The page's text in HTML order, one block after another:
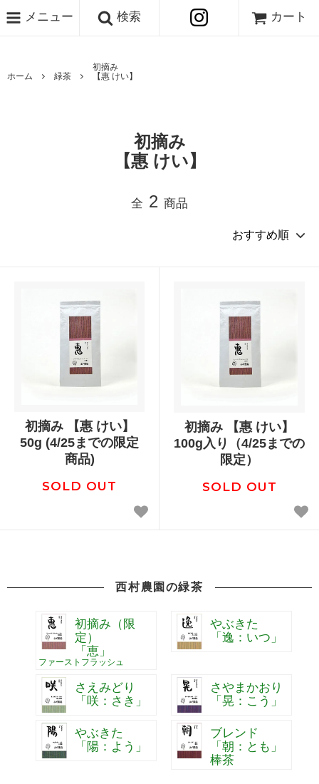
メニュー 検索 カート
ホーム 緑茶
初摘み
【惠 けい】
初摘み
【惠 けい】
全 2 商品
初摘み 【惠 けい】
50g (4/25までの限定
商品)
SOLD OUT
初摘み 【惠 けい】
100g入り（4/25までの
限定）
SOLD OUT
西村農園の緑茶
初摘み（限
定）
「恵」
ファーストフラッシュ
やぶきた
「逸：いつ」
さえみどり
「咲：さき」
さやまかおり
「晃：こう」
やぶきた
「陽：よう」
ブレンド
「朝：とも」
棒茶